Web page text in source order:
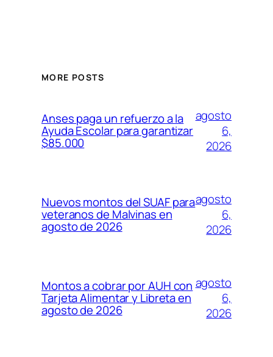
MORE POSTS
Anses paga un refuerzo a la
Ayuda Escolar para garantizar
$85.000
agosto
6,
2026
Nuevos montos del SUAF para
veteranos de Malvinas en
agosto de 2026
agosto
6,
2026
Montos a cobrar por AUH con
Tarjeta Alimentar y Libreta en
agosto de 2026
agosto
6,
2026